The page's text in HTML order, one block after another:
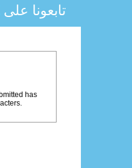
تابعونا على